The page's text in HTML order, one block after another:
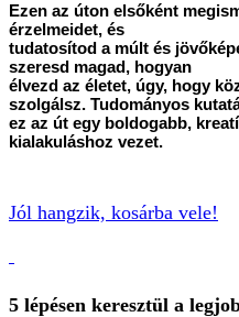
Ezen az úton elsőként
érzelmeidet, és
tudatosítod a múlt és
szeresd magad, hogyan
élvezd az életet, úgy, hogy
szolgálsz. Tudományos
ez az út egy boldogabb,
kialakuláshoz vezet.
Jól hangzik, kosárba vele!
5 lépésen keresztül a